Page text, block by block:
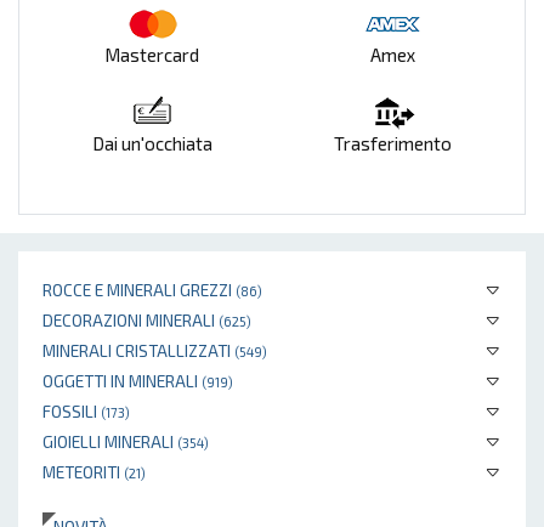
ROCCE E MINERALI GREZZI (86)
DECORAZIONI MINERALI (625)
MINERALI CRISTALLIZZATI (549)
OGGETTI IN MINERALI (919)
FOSSILI (173)
GIOIELLI MINERALI (354)
METEORITI (21)
Mastercard Amex
Dai un'occhiata Trasferimento